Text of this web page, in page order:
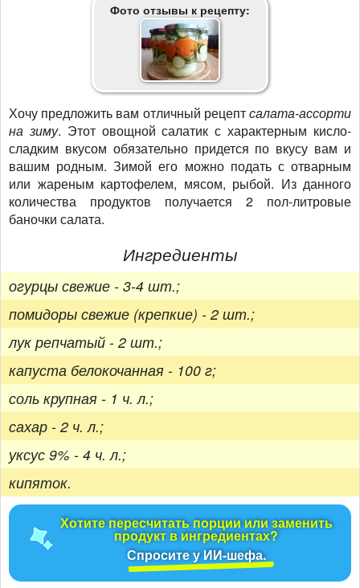
Фото отзывы к рецепту:
Хочу предложить вам отличный рецептсалата-ассорти
на зиму. Этот овощной салатик с характерным кисло-
сладким вкусом обязательно придется по вкусу вам и
вашим родным. Зимой его можно подать с отварным
или жареным картофелем, мясом, рыбой. Из данного
количества продуктов получается 2 пол-литровые
баночки салата.
Ингредиенты
огурцы свежие - 3-4 шт.;
помидоры свежие (крепкие) - 2 шт.;
лук репчатый - 2 шт.;
капуста белокочанная - 100 г;
соль крупная - 1 ч. л.;
сахар - 2 ч. л.;
уксус 9% - 4 ч. л.;
кипяток.
Хотите пересчитать порции или заменить
продукт в ингредиентах?
Спросите у ИИ-шефа.